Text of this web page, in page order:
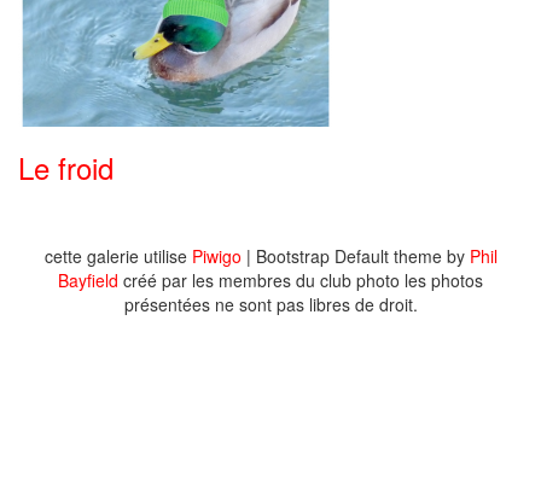
Le froid
cette galerie utilise Piwigo | Bootstrap Default theme by Phil
Bayfield créé par les membres du club photo les photos
présentées ne sont pas libres de droit.